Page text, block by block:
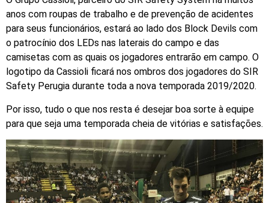
anos com roupas de trabalho e de prevenção de acidentes
para seus funcionários, estará ao lado dos Block Devils com
o patrocínio dos LEDs nas laterais do campo e das
camisetas com as quais os jogadores entrarão em campo. O
logotipo da Cassioli ficará nos ombros dos jogadores do SIR
Safety Perugia durante toda a nova temporada 2019/2020.
Por isso, tudo o que nos resta é desejar boa sorte à equipe
para que seja uma temporada cheia de vitórias e satisfações.